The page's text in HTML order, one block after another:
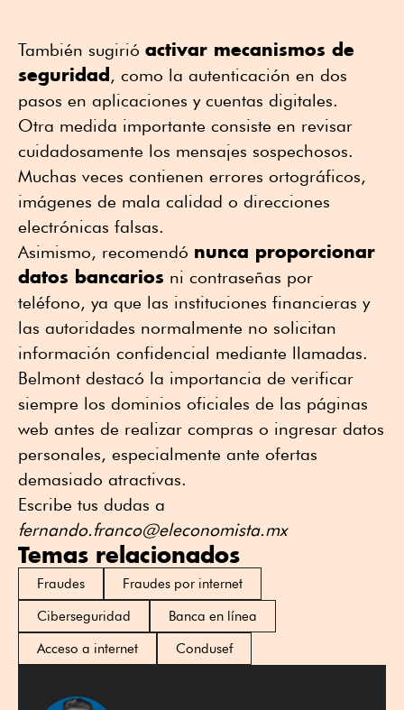
También sugirió activar mecanismos de
seguridad, como la autenticación en dos
pasos en aplicaciones y cuentas digitales.
Otra medida importante consiste en revisar
cuidadosamente los mensajes sospechosos.
Muchas veces contienen errores ortográficos,
imágenes de mala calidad o direcciones
electrónicas falsas.
Asimismo, recomendó nunca proporcionar
datos bancarios ni contraseñas por
teléfono, ya que las instituciones financieras y
las autoridades normalmente no solicitan
información confidencial mediante llamadas.
Belmont destacó la importancia de verificar
siempre los dominios oficiales de las páginas
web antes de realizar compras o ingresar datos
personales, especialmente ante ofertas
demasiado atractivas.
Escribe tus dudas a
fernando.franco@eleconomista.mx
Temas relacionados
Fraudes
Fraudes por internet
Ciberseguridad
Banca en línea
Acceso a internet
Condusef